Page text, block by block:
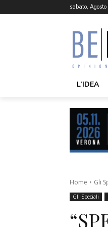
sabato,
L’IDEA
Home Gli
Gli Speciali